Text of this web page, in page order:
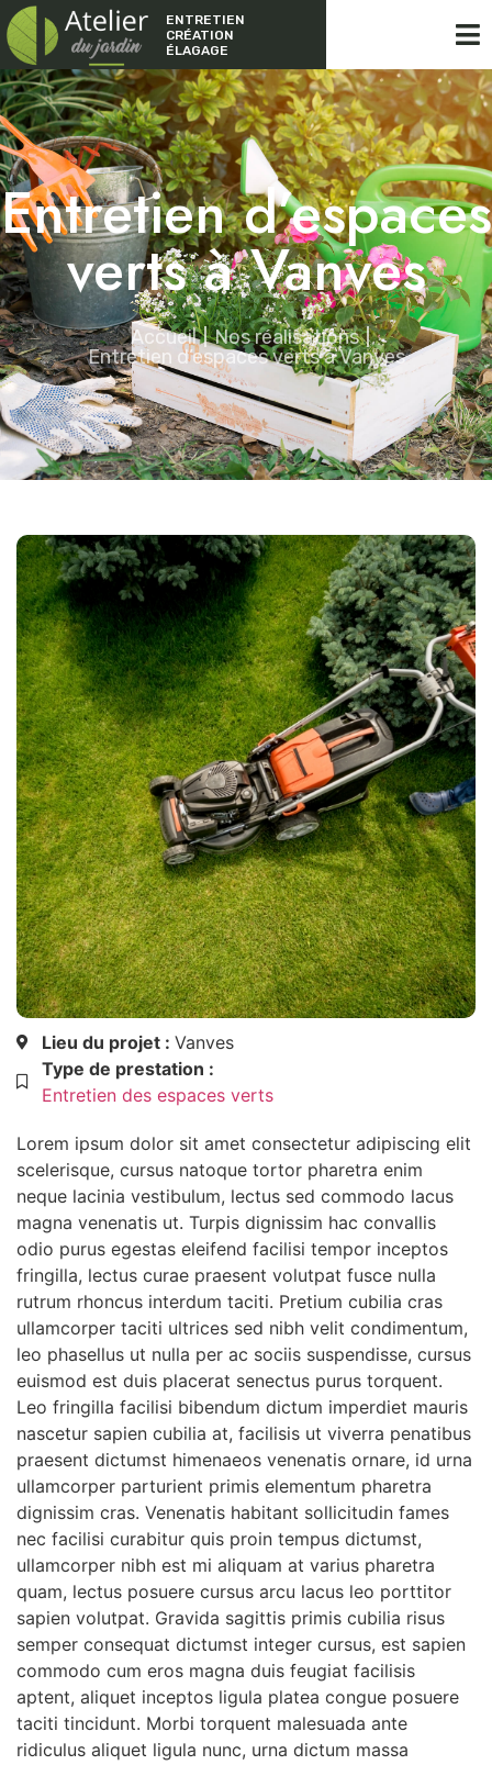
ENTRETIEN
CRÉATION
ÉLAGAGE
Entretien d’espaces
verts à Vanves
Accueil
Nos réalisations
Entretien d’espaces verts à Vanves
Lieu du projet : Vanves
Type de prestation :
Entretien des espaces verts
Lorem ipsum dolor sit amet consectetur adipiscing elit
scelerisque, cursus natoque tortor pharetra enim
neque lacinia vestibulum, lectus sed commodo lacus
magna venenatis ut. Turpis dignissim hac convallis
odio purus egestas eleifend facilisi tempor inceptos
fringilla, lectus curae praesent volutpat fusce nulla
rutrum rhoncus interdum taciti. Pretium cubilia cras
ullamcorper taciti ultrices sed nibh velit condimentum,
leo phasellus ut nulla per ac sociis suspendisse, cursus
euismod est duis placerat senectus purus torquent.
Leo fringilla facilisi bibendum dictum imperdiet mauris
nascetur sapien cubilia at, facilisis ut viverra penatibus
praesent dictumst himenaeos venenatis ornare, id urna
ullamcorper parturient primis elementum pharetra
dignissim cras. Venenatis habitant sollicitudin fames
nec facilisi curabitur quis proin tempus dictumst,
ullamcorper nibh est mi aliquam at varius pharetra
quam, lectus posuere cursus arcu lacus leo porttitor
sapien volutpat. Gravida sagittis primis cubilia risus
semper consequat dictumst integer cursus, est sapien
commodo cum eros magna duis feugiat facilisis
aptent, aliquet inceptos ligula platea congue posuere
taciti tincidunt. Morbi torquent malesuada ante
ridiculus aliquet ligula nunc, urna dictum massa